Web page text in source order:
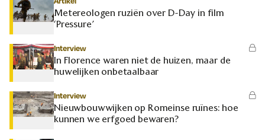
Metereologen ruziën over D-Day in film
‘Pressure’
Interview
In Florence waren niet de huizen, maar de
huwelijken onbetaalbaar
Interview
Nieuwbouwwijken op Romeinse ruïnes: hoe
kunnen we erfgoed bewaren?